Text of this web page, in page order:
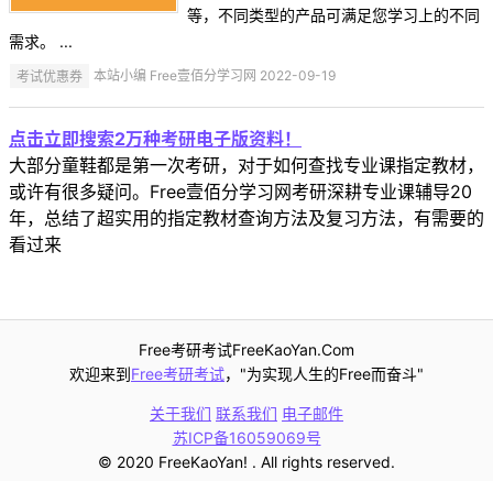
等，不同类型的产品可满足您学习上的不同
需求。 ...
考试优惠券 本站小编 Free壹佰分学习网 2022-09-19
点击立即搜索2万种考研电子版资料！
大部分童鞋都是第一次考研，对于如何查找专业课指定教材，
或许有很多疑问。Free壹佰分学习网考研深耕专业课辅导20
年，总结了超实用的指定教材查询方法及复习方法，有需要的
看过来
Free考研考试FreeKaoYan.Com
欢迎来到Free考研考试，"为实现人生的Free而奋斗"
关于我们 联系我们 电子邮件
苏ICP备16059069号
© 2020 FreeKaoYan! . All rights reserved.